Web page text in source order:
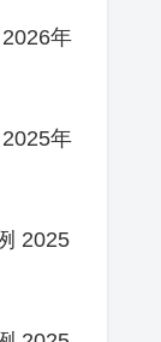
年
年
2025